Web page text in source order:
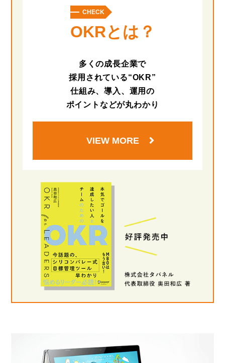
CHECK
OKRとは？
多くの成長企業で
採用されている“OKR”
仕組み、導入、運用の
ポイントなどが丸わかり
VIEW MORE